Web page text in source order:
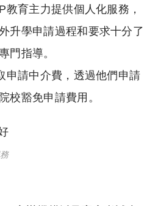
教育主力提供個人化服務，
升學申請過程和要求十分了
門指導。
申請中介費，透過他們申請
校豁免申請費用。